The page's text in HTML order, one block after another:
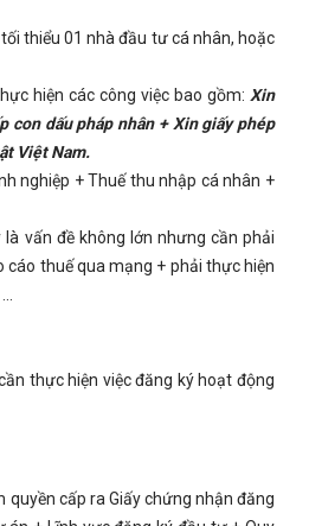
thiểu 01 nhà đầu tư cá nhân, hoặc
hiện các công việc bao gồm: Xin
con dấu pháp nhân + Xin giấy phép
Việt Nam.
nghiệp + Thuế thu nhập cá nhân +
vấn đề không lớn nhưng cần phải
cáo thuế qua mạng + phải thực hiện
thực hiện việc đăng ký hoạt động
cấp ra Giấy chứng nhận đăng